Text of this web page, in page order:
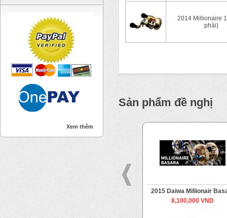
Xem thêm
2014 Millionaire
phải)
Sản phẩm đề nghị
2015 Daiwa Millionair
8,100,000 VND